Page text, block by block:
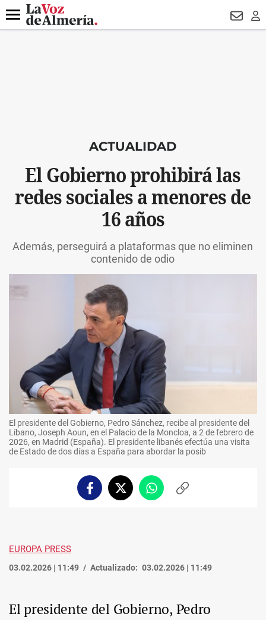
DESTACADO DRON UDA
Menú
ACTUALIDAD
El Gobierno prohibirá las
redes sociales a menores de
16 años
Además, perseguirá a plataformas que no eliminen
contenido de odio
El presidente del Gobierno, Pedro Sánchez, recibe al presidente del
Líbano, Joseph Aoun, en el Palacio de la Moncloa, a 2 de febrero de
2026, en Madrid (España). El presidente libanés efectúa una visita
de Estado de dos días a España para abordar la posib
FacebookTwitterWhatsappCopiar
EUROPA PRESS
03.02.2026 | 11:49 Actualizado: 03.02.2026 | 11:49
El presidente del Gobierno, Pedro